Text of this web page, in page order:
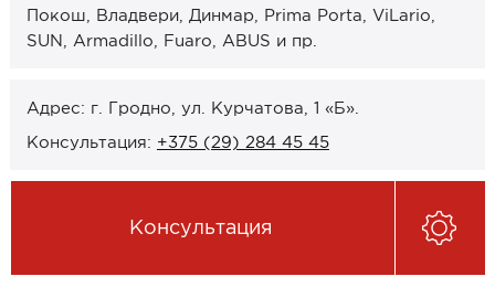
О компании
Сотрудничество
ЗАКАЗАТЬ КОНСУЛЬТАЦИЮ
Покош, Владвери, Динмар, Prima Porta, ViLario,
SUN, Armadillo, Fuaro, ABUS и пр.
Адрес: г. Гродно, ул. Курчатова, 1 «Б».
Консультация: +375 (29) 284 45 45
Консультация